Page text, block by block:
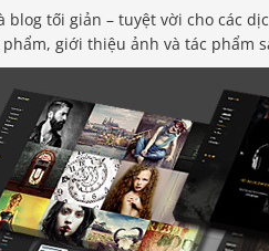
blog tối giản – tuyệt vời cho các
giới thiệu ảnh và tác phẩm